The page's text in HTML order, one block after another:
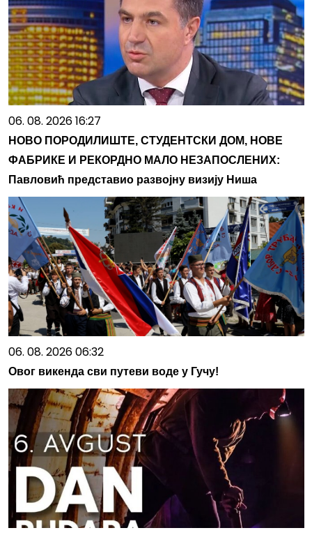
06. 08. 2026 16:27
НОВО ПОРОДИЛИШТЕ, СТУДЕНТСКИ ДОМ, НОВЕ
ФАБРИКЕ И РЕКОРДНО МАЛО НЕЗАПОСЛЕНИХ:
Павловић представио развојну визију Ниша
06. 08. 2026 06:32
Овог викенда сви путеви воде у Гучу!